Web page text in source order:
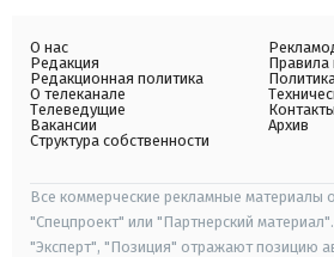
О нас
Редакция
Редакционная политика
О телеканале
Телеведущие
Вакансии
Структура собственности
Правила
Контакты
Архив
Все коммерческие рекламные материалы
"Спецпроект" или "Партнерский
"Эксперт", "Позиция" отражают позицию